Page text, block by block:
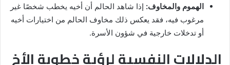
الهموم والمخاوف: إذا شاهد الحالم أن أخيه يخطب شخصًا غير
مرغوب فيه، فقد يعكس ذلك مخاوف الحالم من اختيارات أخيه
أو تدخلات خارجية في شؤون الأسرة.
الدلالات النفسية لرؤية خطوبة الأخ